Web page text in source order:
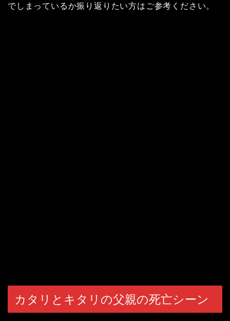
でしまっているか振り返りたい方はご参考ください。
カタリとキタリの父親の死亡シーン